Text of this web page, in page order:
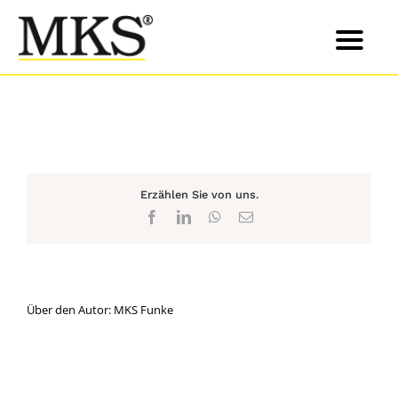
Erzählen Sie von uns.
FacebookLinkedInWhatsApp
E-
Über den Autor: MKS Funke